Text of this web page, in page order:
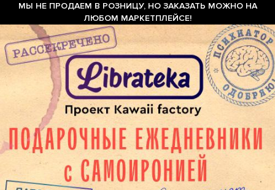
МЫ НЕ ПРОДАЕМ В РОЗНИЦУ, НО ЗАКАЗАТЬ МОЖНО НА
ЛЮБОМ МАРКЕТПЛЕЙСЕ!